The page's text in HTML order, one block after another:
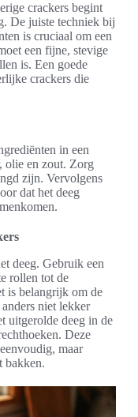
crackers begint
De juiste techniek bij
is cruciaal om een
een fijne, stevige
is. Een goede
crackers die
in een
olie en zout. Zorg
zijn. Vervolgens
dat het deeg
deeg. Gebruik een
rollen tot de
is belangrijk om de
niet lekker
uitgerolde deeg in de
Deze
maar
bakken.